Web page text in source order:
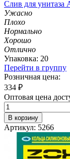
Слив для
Ужасно
Плохо
Нормально
Хорошо
Отлично
Упаковка: 20
Перейти в группу
Розничная цена:
334 ₽
Оптовая цена
В корзину
Артикул: 5266